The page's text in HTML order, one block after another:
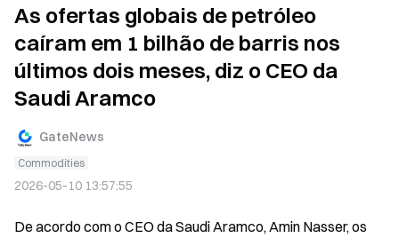
As ofertas globais de petróleo
caíram em 1 bilhão de barris nos
últimos dois meses, diz o CEO da
Saudi Aramco
GateNews
Commodities
2026-05-10 13:57:55
De acordo com o CEO da Saudi Aramco, Amin Nasser, os